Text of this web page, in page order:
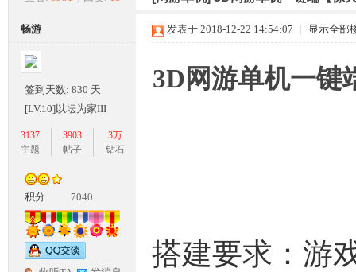
游
畅游
签到天数: 830 天
[LV.10]以坛为家III
3137
主题
3903
帖子
3万
钻石
积分 7040
发表于 2018-12-22 14:54:07 | 显示全部
3D网游单机一键
搭建要求：游